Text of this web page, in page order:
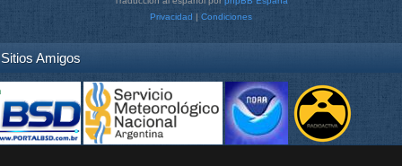
Privacidad | Condiciones
Sitios Amigos